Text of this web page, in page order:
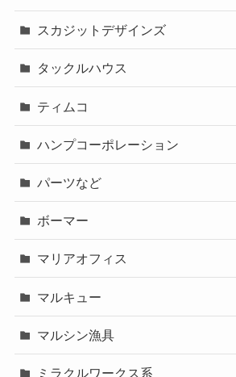
スカジットデザインズ
タックルハウス
ティムコ
ハンプコーポレーション
パーツなど
ボーマー
マリアオフィス
マルキュー
マルシン漁具
ミラクルワークス系